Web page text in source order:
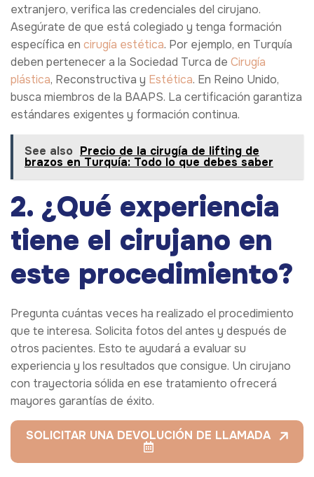
extranjero, verifica las credenciales del cirujano.
Asegúrate de que está colegiado y tenga formación
específica en cirugía estética. Por ejemplo, en Turquía
deben pertenecer a la Sociedad Turca de Cirugía
plástica, Reconstructiva y Estética. En Reino Unido,
busca miembros de la BAAPS. La certificación garantiza
estándares exigentes y formación continua.
See also Precio de la cirugía de lifting de
brazos en Turquía: Todo lo que debes saber
2. ¿Qué experiencia
tiene el cirujano en
este procedimiento?
Pregunta cuántas veces ha realizado el procedimiento
que te interesa. Solicita fotos del antes y después de
otros pacientes. Esto te ayudará a evaluar su
experiencia y los resultados que consigue. Un cirujano
con trayectoria sólida en ese tratamiento ofrecerá
mayores garantías de éxito.
SOLICITAR UNA DEVOLUCIÓN DE LLAMADA